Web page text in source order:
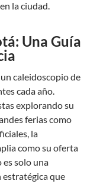
la ciudad.
Una Guía
caleidoscopio de
cada año.
explorando su
ferias como
la
como su oferta
es solo una
estratégica que